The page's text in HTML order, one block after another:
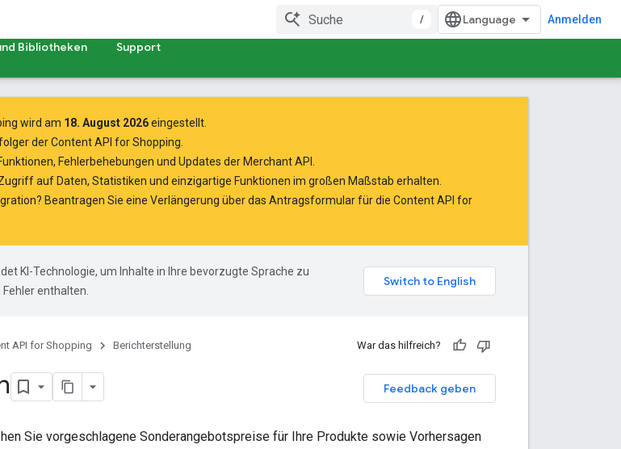
/ Anmelden
Bibliotheken Support
wird am 18. August 2026eingestellt.
der Content API for Shopping.
Fehlerbehebungen und Updates der Merchant API.
auf Daten, Statistiken und einzigartige Funktionen im großen Maßstab erhalten.
Beantragen Sie eine Verlängerung über das Antragsformular für die Content API for
KI-Technologie, um Inhalte in Ihre bevorzugte Sprache zu
enthalten.
API for Shopping Berichterstellung War das hilfreich?
Feedback geben
Sie vorgeschlagene Sonderangebotspreise für Ihre Produkte sowie Vorhersagen